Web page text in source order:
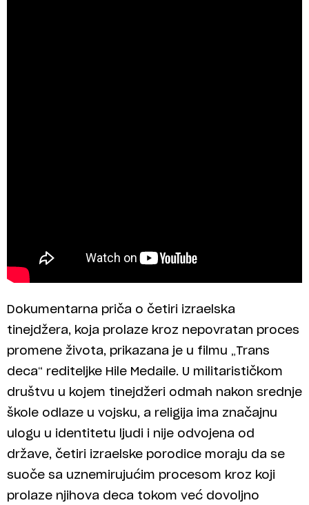
Dokumentarna priča o četiri izraelska
tinejdžera, koja prolaze kroz nepovratan proces
promene života, prikazana je u filmu „Trans
deca“ rediteljke Hile Medaile. U militarističkom
društvu u kojem tinejdžeri odmah nakon srednje
škole odlaze u vojsku, a religija ima značajnu
ulogu u identitetu ljudi i nije odvojena od
države, četiri izraelske porodice moraju da se
suoče sa uznemirujućim procesom kroz koji
prolaze njihova deca tokom već dovoljno